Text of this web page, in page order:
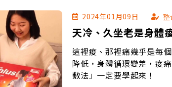
2024年01月09日 整
天冷、久坐老是身體
這裡痠、那裡痛幾乎是每
降低，身體循環變差，痠
敷法」一定要學起來！